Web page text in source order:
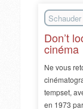
Don’t
cinéma
Ne vous
tempset,
en 1973